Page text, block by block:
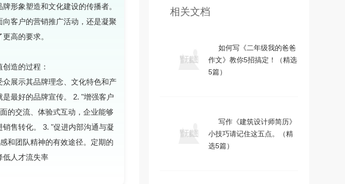
形象塑造和文化建设的传播者。
客户的营销推广活动，还是凝聚
高的要求。
造的过程：
展示其品牌理念、文化特色和产
最好的品牌宣传。 2. "增强客户
的交流、体验式互动，企业能够
售转化。 3. "促进内部沟通与凝
和团队精神的有效途径。定期的
低人才流失率
相关文档
如何写《二年级我的爸爸
作文》教你5招搞定！（精选
5篇）
写作《建筑设计师简历》
小技巧请记住这五点。（精
选5篇）